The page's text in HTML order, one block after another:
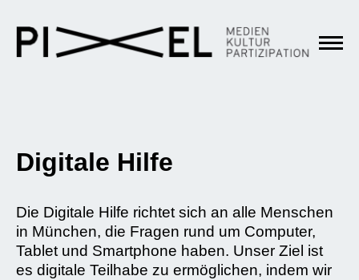
Digitale Hilfe
Die Digitale Hilfe richtet sich an alle Menschen
in München, die Fragen rund um Computer,
Tablet und Smartphone haben. Unser Ziel ist
es digitale Teilhabe zu ermöglichen, indem wir